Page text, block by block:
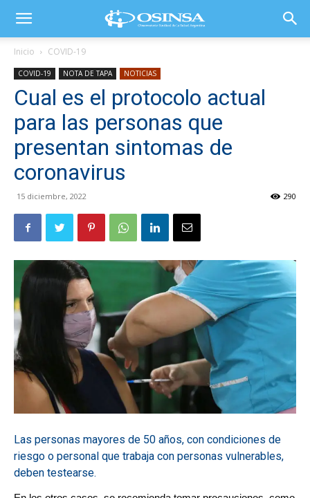
Inicio COVID-19
COVID-19 NOTA DE TAPA NOTICIAS
Cual es el protocolo actual
para las personas que
presentan sintomas de
coronavirus
15 diciembre, 2022 290
Las personas mayores de 50 años, con condiciones de
riesgo o personal que trabaja con personas vulnerables,
deben testearse.